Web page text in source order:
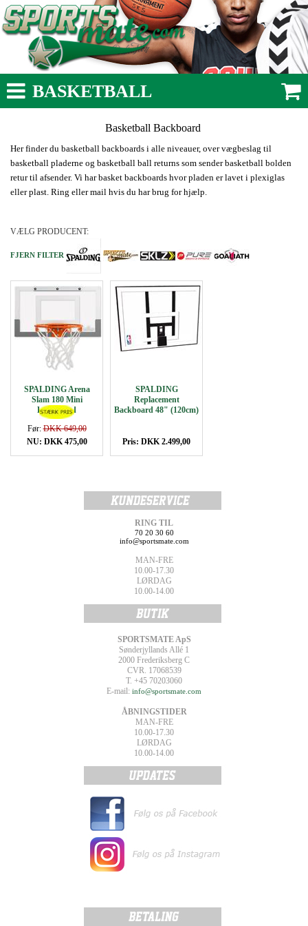
BASKETBALL
Basketball Backboard
Her finder du basketball backboards i alle niveauer, over vægbeslag til
basketball pladerne og basketball ball returns som sender basketball bolden
retur til afsender. Vi har basket backboards hvor pladen er lavet i plexiglas
eller plast. Ring eller mail hvis du har brug for hjælp.
VÆLG PRODUCENT:
FJERN FILTER
SPALDING Arena
Slam 180 Mini
Backboard
Før:DKK 649,00
NU: DKK 475,00
SPALDING
Replacement
Backboard 48" (120cm)
Pris: DKK 2.499,00
RING TIL
70 20 30 60
info@sportsmate.com
MAN-FRE
10.00-17.30
LØRDAG
10.00-14.00
SPORTSMATE ApS
Sønderjyllands Allé 1
2000 Frederiksberg C
CVR. 17068539
T. +45 70203060
E-mail: info@sportsmate.com
ÅBNINGSTIDER
MAN-FRE
10.00-17.30
LØRDAG
10.00-14.00